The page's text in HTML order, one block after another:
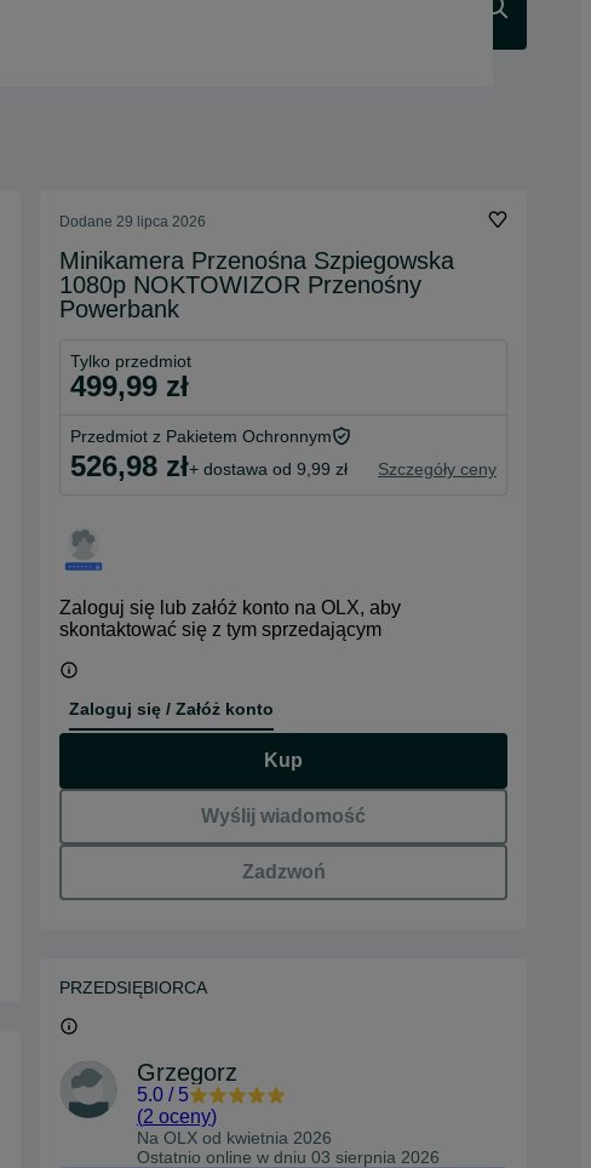
Dodane 29 lipca 2026
Minikamera Przenośna Szpiegowska
1080p NOKTOWIZOR Przenośny
Powerbank
Tylko przedmiot
499,99 zł
Przedmiot z Pakietem Ochronnym
526,98 zł+ dostawa od 9,99 zł Szczegóły ceny
Zaloguj się lub załóż konto na OLX, aby
skontaktować się z tym sprzedającym
Zaloguj się / Załóż konto
Kup
Wyślij wiadomość
Zadzwoń
PRZEDSIĘBIORCA
Grzegorz
5.0 / 5
(2 oceny)
Na OLX od kwietnia 2026
Ostatnio online w dniu 03 sierpnia 2026